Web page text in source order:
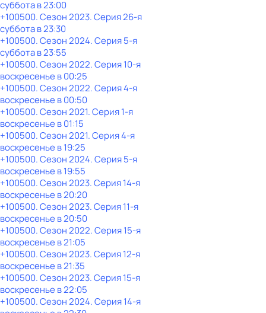
субботав23:00
+100500. Сезон 2023. Серия 26-я
субботав23:30
+100500. Сезон 2024. Серия 5-я
субботав23:55
+100500. Сезон 2022. Серия 10-я
воскресенье в00:25
+100500. Сезон 2022. Серия 4-я
воскресенье в00:50
+100500. Сезон 2021. Серия 1-я
воскресенье в01:15
+100500. Сезон 2021. Серия 4-я
воскресенье в19:25
+100500. Сезон 2024. Серия 5-я
воскресенье в19:55
+100500. Сезон 2023. Серия 14-я
воскресенье в20:20
+100500. Сезон 2023. Серия 11-я
воскресенье в20:50
+100500. Сезон 2022. Серия 15-я
воскресенье в21:05
+100500. Сезон 2023. Серия 12-я
воскресенье в21:35
+100500. Сезон 2023. Серия 15-я
воскресенье в22:05
+100500. Сезон 2024. Серия 14-я